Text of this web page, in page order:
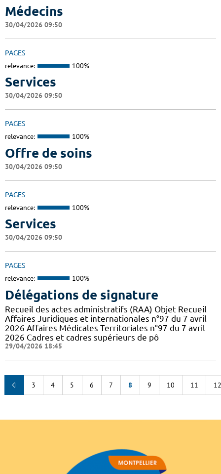
Médecins
30/04/2026 09:50
PAGES
relevance: 100%
Services
30/04/2026 09:50
PAGES
relevance: 100%
Offre de soins
30/04/2026 09:50
PAGES
relevance: 100%
Services
30/04/2026 09:50
PAGES
relevance: 100%
Délégations de signature
Recueil des actes administratifs (RAA) Objet Recueil
Affaires Juridiques et internationales n°97 du 7 avril
2026 Affaires Médicales Territoriales n°97 du 7 avril
2026 Cadres et cadres supérieurs de pô
29/04/2026 18:45
3 4 5 6 7 8 9 10 11 12